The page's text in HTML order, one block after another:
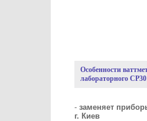
Особенности
лабораторного
- заменяет
г. Киев